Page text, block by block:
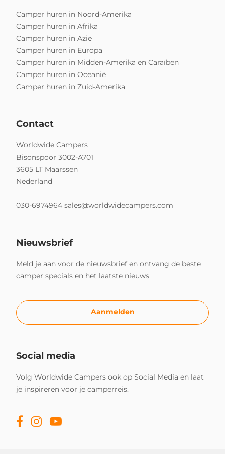
Camper huren in Noord-Amerika
Camper huren in Afrika
Camper huren in Azie
Camper huren in Europa
Camper huren in Midden-Amerika en Caraïben
Camper huren in Oceanië
Camper huren in Zuid-Amerika
Contact
Worldwide Campers
Bisonspoor 3002-A701
3605 LT Maarssen
Nederland
030-6974964 sales@worldwidecampers.com
Nieuwsbrief
Meld je aan voor de nieuwsbrief en ontvang de beste
camper specials en het laatste nieuws
Aanmelden
Social media
Volg Worldwide Campers ook op Social Media en laat
je inspireren voor je camperreis.